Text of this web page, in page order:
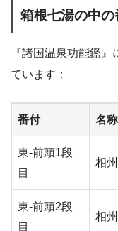
箱根七湯の中
『諸国温泉功能鑑
ています：
番付 名称
東-前頭1段
目
相
東-前頭2段
目
相